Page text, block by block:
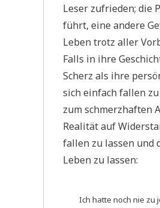
Leser zufrieden; die
führt, eine andere
Leben trotz aller
Falls in ihre
Scherz als ihre
sich einfach fallen
zum schmerzhaften
Realität auf
fallen zu lassen und
Leben zu lassen:
Ich hatte noch nie zu